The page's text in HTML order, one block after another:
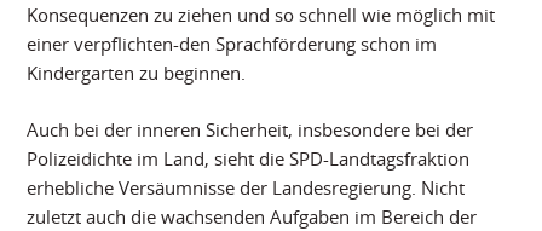
Konsequenzen zu ziehen und so schnell wie möglich mit
einer verpflichten-den Sprachförderung schon im
Kindergarten zu beginnen.
Auch bei der inneren Sicherheit, insbesondere bei der
Polizeidichte im Land, sieht die SPD-Landtagsfraktion
erhebliche Versäumnisse der Landesregierung. Nicht
zuletzt auch die wachsenden Aufgaben im Bereich der